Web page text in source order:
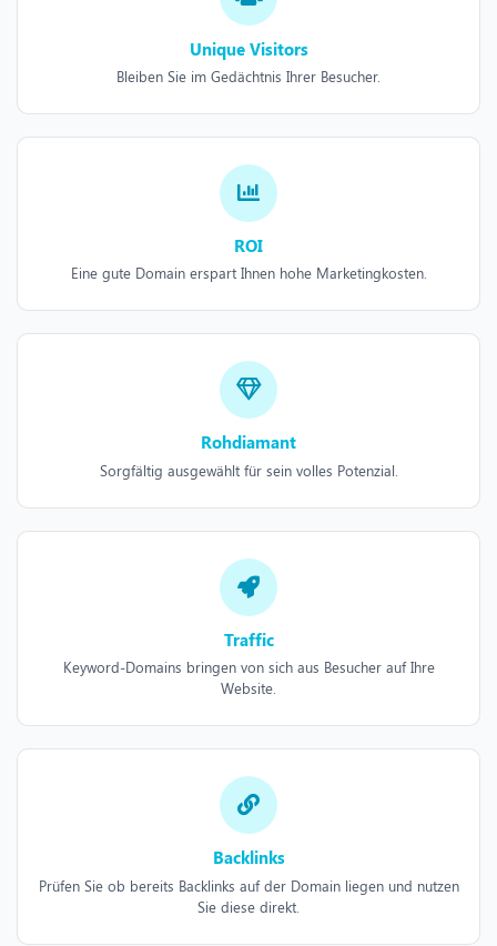
Unique Visitors
Bleiben Sie im Gedächtnis Ihrer Besucher.
ROI
Eine gute Domain erspart Ihnen hohe Marketingkosten.
Rohdiamant
Sorgfältig ausgewählt für sein volles Potenzial.
Traffic
Keyword-Domains bringen von sich aus Besucher auf Ihre
Website.
Backlinks
Prüfen Sie ob bereits Backlinks auf der Domain liegen und nutzen
Sie diese direkt.